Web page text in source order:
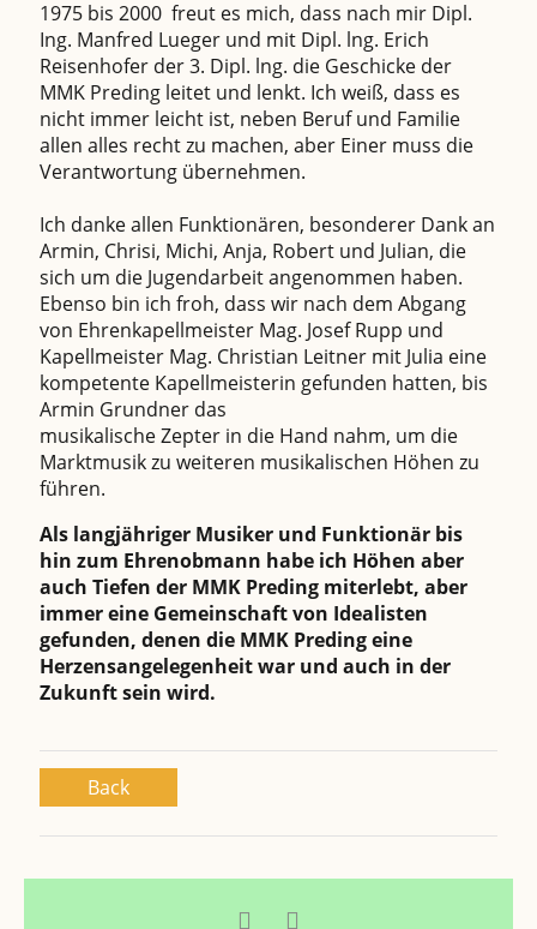
1975 bis 2000 freut es mich, dass nach mir Dipl.
Ing. Manfred Lueger und mit Dipl. lng. Erich
Reisenhofer der 3. Dipl. lng. die Geschicke der
MMK Preding leitet und lenkt. Ich weiß, dass es
nicht immer leicht ist, neben Beruf und Familie
allen alles recht zu machen, aber Einer muss die
Verantwortung übernehmen.
Ich danke allen Funktionären, besonderer Dank an
Armin, Chrisi, Michi, Anja, Robert und Julian, die
sich um die Jugendarbeit angenommen haben.
Ebenso bin ich froh, dass wir nach dem Abgang
von Ehrenkapellmeister Mag. Josef Rupp und
Kapellmeister Mag. Christian Leitner mit Julia eine
kompetente Kapellmeisterin gefunden hatten, bis
Armin Grundner das
musikalische Zepter in die Hand nahm, um die
Marktmusik zu weiteren musikalischen Höhen zu
führen.
Als langjähriger Musiker und Funktionär bis
hin zum Ehrenobmann habe ich Höhen aber
auch Tiefen der MMK Preding miterlebt, aber
immer eine Gemeinschaft von Idealisten
gefunden, denen die MMK Preding eine
Herzensangelegenheit war und auch in der
Zukunft sein wird.
Back